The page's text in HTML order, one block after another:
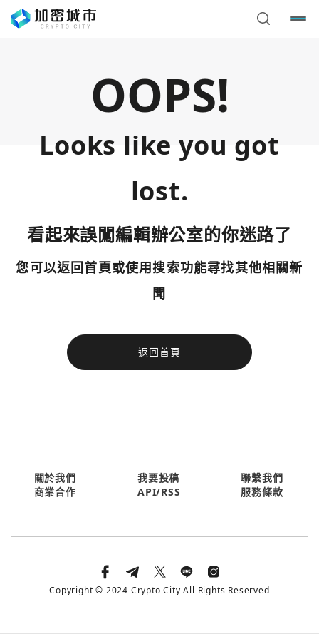
OOPS!
Looks like you got
lost.
看起來誤闖編輯辦公室的你迷路了
您可以返回首頁或使用搜索功能尋找其他相關新
聞
返回首頁
今日熱門
使用以下帳號繼續
您已閒置5分鐘，請點擊關閉按鈕或空白處，即可回到加密
今日熱門
關於我們 我要投稿
聯繫我們
商業合作
API/RSS 服務條款
Copyright © 2024 Crypto City All Rights Reserved